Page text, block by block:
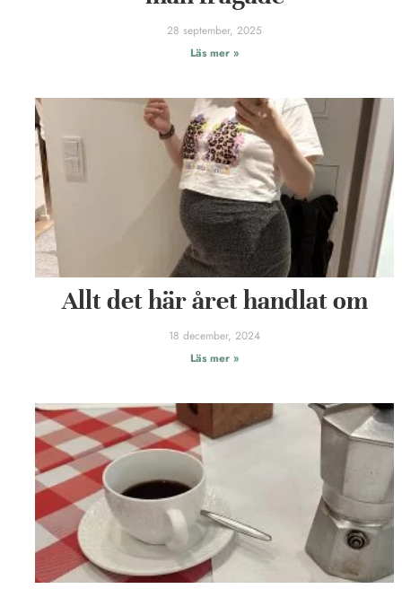
28 september, 2025
Läs mer »
Allt det här året handlat om
18 december, 2024
Läs mer »